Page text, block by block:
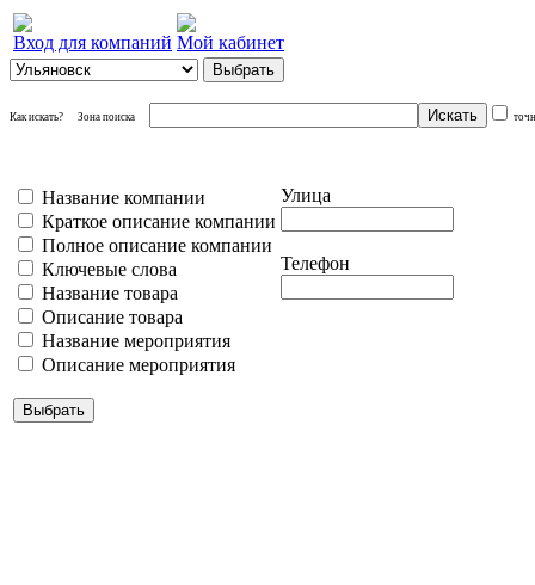
Вход для компаний Мой кабинет
Как искать? Зона поиска
Название компании
Краткое описание компании
Полное описание компании
Ключевые слова
Название товара
Описание товара
Название мероприятия
Описание мероприятия
Улица
Телефон